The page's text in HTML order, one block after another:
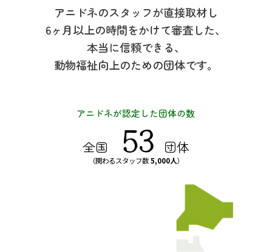
アニドネのスタッフが直接取材し
6ヶ月以上の時間をかけて審査した、
本当に信頼できる、
動物福祉向上のための団体です。
アニドネが認定した団体の数
全国 53 団体
（関わるスタッフ数5,000人）